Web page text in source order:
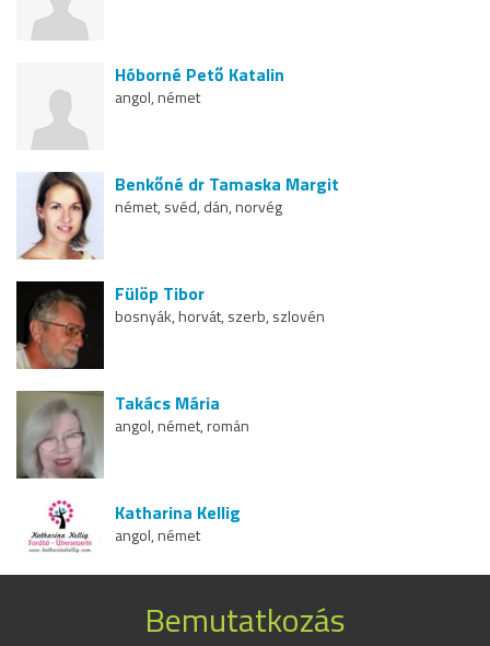
Hóborné Pető Katalin
angol, német
Benkőné dr Tamaska Margit
német, svéd, dán, norvég
Fülöp Tibor
bosnyák, horvát, szerb, szlovén
Takács Mária
angol, német, román
Katharina Kellig
angol, német
Bemutatkozás